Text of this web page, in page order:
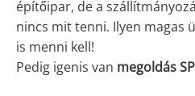
építőipar, de a
nincs mit tenni. Ilyen magas
is menni kell!
Pedig igenis van megoldás